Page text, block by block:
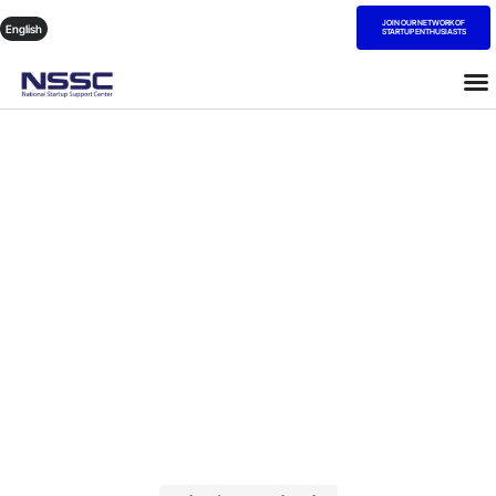
English
JOIN OUR NETWORK OF
STARTUP ENTHUSIASTS